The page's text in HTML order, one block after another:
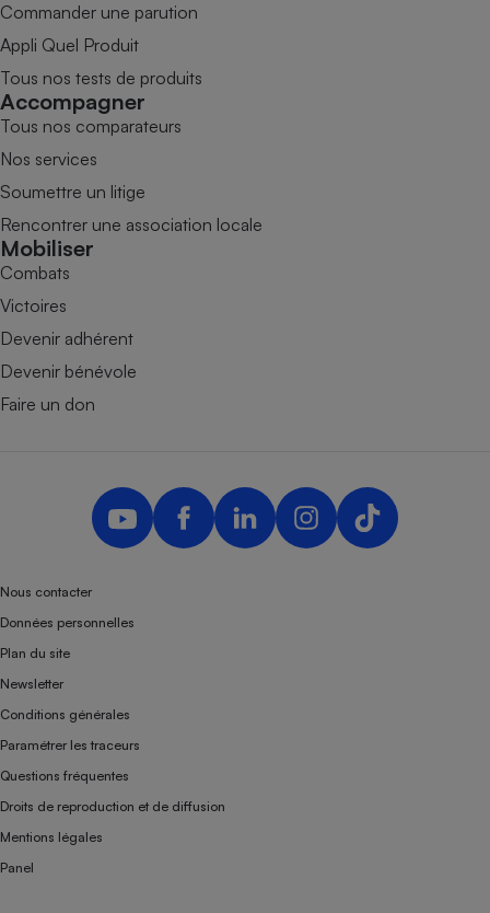
Commander une parution
Appli Quel Produit
Tous nos tests de produits
Accompagner
Tous nos comparateurs
Nos services
Soumettre un litige
Rencontrer une association locale
Mobiliser
Combats
Victoires
Devenir adhérent
Devenir bénévole
Faire un don
Nous contacter
Données personnelles
Plan du site
Newsletter
Conditions générales
Paramétrer les traceurs
Questions fréquentes
Droits de reproduction et de diffusion
Mentions légales
Panel